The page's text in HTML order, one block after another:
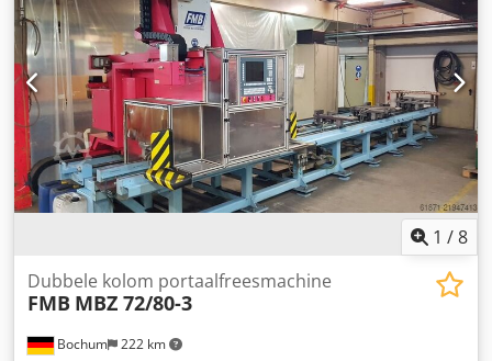
spanelementen, Pendelend bewerken mogelijk,
Programmagenerator, FMB programmeersoftware,
pneumatische materiaalaanslag, Meet-/tastinrichting,
Chedezhuitepfx Ab Uja
1 /8
Bochum 222 km
Dubbele kolom portaalfreesmachine
FMB MBZ 72/80-3